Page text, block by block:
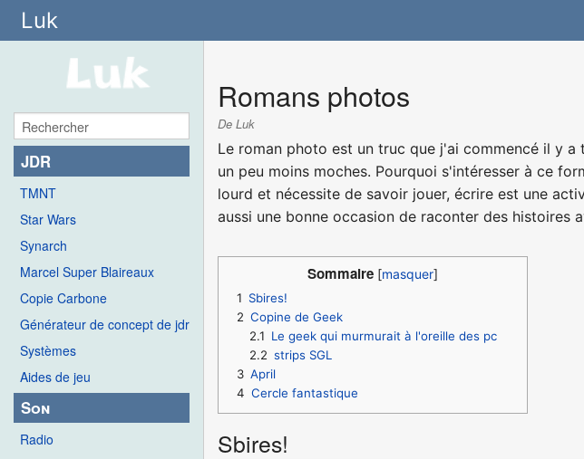
Luk
JDR
TMNT
Star Wars
Synarch
Marcel Super Blaireaux
Copie Carbone
Générateur de concept de jdr
Systèmes
Aides de jeu
Son
Radio
Romans photos
De Luk
Le roman photo est un truc que j'ai commencé il y
un peu moins moches. Pourquoi s'intéresser à ce
lourd et nécessite de savoir jouer, écrire est une
aussi une bonne occasion de raconter des histoires
Sommaire
1 Sbires!
2 Copine de Geek
2.1 Le geek qui murmurait à l'oreille des pc
2.2 strips SGL
3 April
4 Cercle fantastique
Sbires!